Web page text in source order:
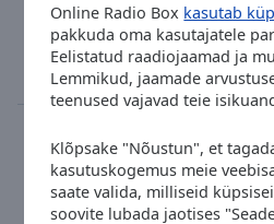
Online Radio Box kasutab
pakkuda oma kasutajatele
Eelistatud raadiojaamad ja
Lemmikud, jaamade
teenused vajavad teie
Klõpsake "Nõustun", et
kasutuskogemus meie
saate valida, milliseid
soovite lubada jaotises
Antena 3
pop
alternative
0
276 1
house
(DJ Robii) house club
0
43